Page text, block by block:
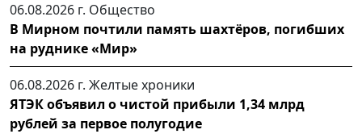
06.08.2026 г. Общество
В Мирном почтили память шахтёров, погибших
на руднике «Мир»
06.08.2026 г. Желтые хроники
ЯТЭК объявил о чистой прибыли 1,34 млрд
рублей за первое полугодие